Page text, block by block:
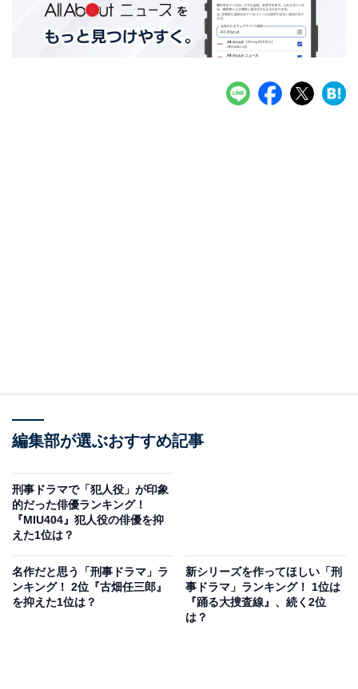
編集部が選ぶおすすめ記事
刑事ドラマで「犯人役」が印象
的だった俳優ランキング！
『MIU404』犯人役の俳優を抑
えた1位は？
名作だと思う「刑事ドラマ」ラ
ンキング！ 2位『古畑任三郎』
を抑えた1位は？
新シリーズを作ってほしい「刑
事ドラマ」ランキング！ 1位は
『踊る大捜査線』、続く2位
は？